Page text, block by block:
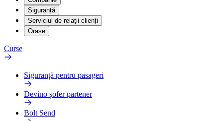
Siguranță
Serviciul de relații clienți
Orașe
Curse
Siguranță pentru pasageri
Devino șofer partener
Bolt Send